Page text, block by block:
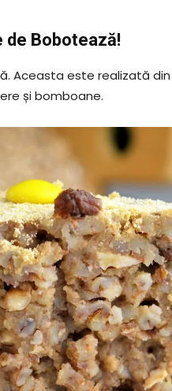
de Bobotează!
Aceasta este realizată
și bomboane.